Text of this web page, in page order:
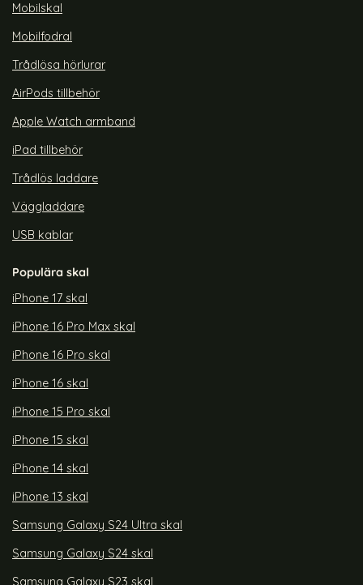
Mobilskal
Mobilfodral
Trådlösa hörlurar
AirPods tillbehör
Apple Watch armband
iPad tillbehör
Trådlös laddare
Väggladdare
USB kablar
Populära skal
iPhone 17 skal
iPhone 16 Pro Max skal
iPhone 16 Pro skal
iPhone 16 skal
iPhone 15 Pro skal
iPhone 15 skal
iPhone 14 skal
iPhone 13 skal
Samsung Galaxy S24 Ultra skal
Samsung Galaxy S24 skal
Samsung Galaxy S23 skal